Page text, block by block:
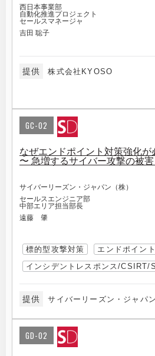
西日本事業部
自動化推進プロジェクト
セールスマネージャ
吉田 聡子
提供 株式会社KYOSO
GC-02
なぜエンドポイント対策強化が
〜 急増するサイバー攻撃の被
サイバーリーズン・ジャパン（株）
セールスエンジニア部
中部エリア担当部長
遠藤 肇
標的型攻撃対策
エンドポイン
インシデントレスポンス/CSIRT/
提供 サイバーリーズン・ジャパ
GD-02